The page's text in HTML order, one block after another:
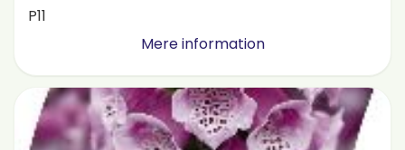
P11
Mere information